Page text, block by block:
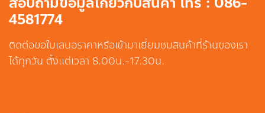
4581774
ติดต่อขอใบเสนอราคาหรือเข้ามาเยี่ยมชมสินค้าที่ร้านของเรา
ได้ทุกวัน ตั้งแต่เวลา 8.00น.-17.30น.